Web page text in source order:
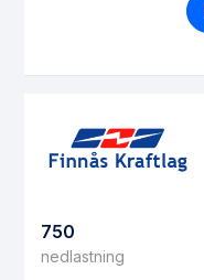
750
nedlastning